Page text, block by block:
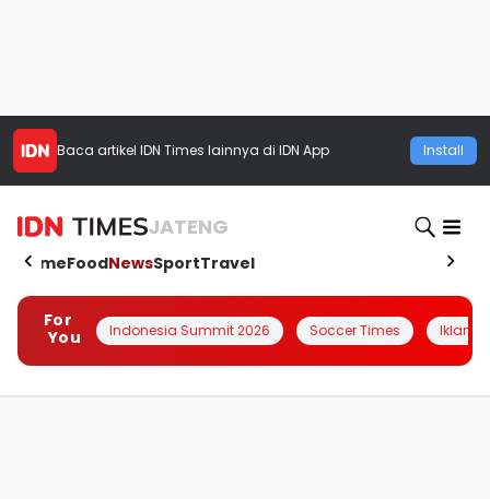
Baca artikel IDN Times lainnya di IDN App Install
JATENG
HomeFoodNewsSportTravel
For
You
Indonesia Summit 2026 Soccer Times Iklanin